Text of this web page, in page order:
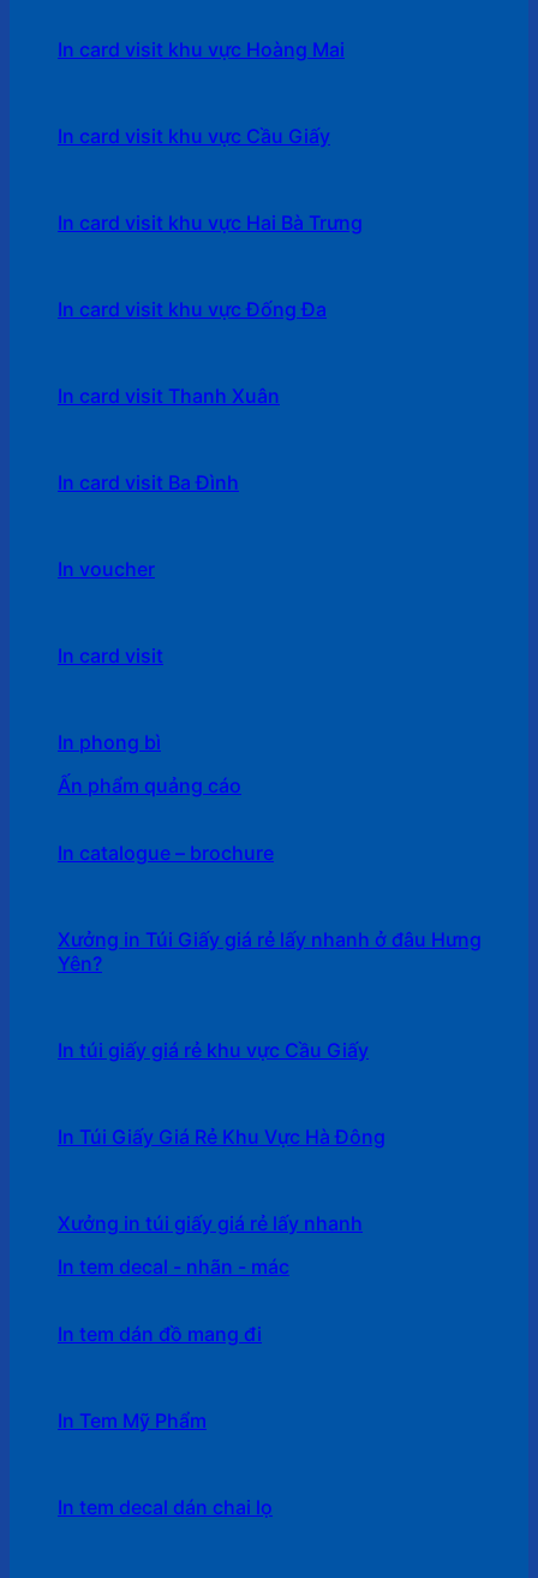
In card visit khu vực Hoàng Mai
In card visit khu vực Cầu Giấy
In card visit khu vực Hai Bà Trưng
In card visit khu vực Đống Đa
In card visit Thanh Xuân
In card visit Ba Đình
In voucher
In card visit
In phong bì
Ấn phẩm quảng cáo
In catalogue – brochure
Xưởng in Túi Giấy giá rẻ lấy nhanh ở đâu Hưng
Yên?
In túi giấy giá rẻ khu vực Cầu Giấy
In Túi Giấy Giá Rẻ Khu Vực Hà Đông
Xưởng in túi giấy giá rẻ lấy nhanh
In tem decal - nhãn - mác
In tem dán đồ mang đi
In Tem Mỹ Phẩm
In tem decal dán chai lọ